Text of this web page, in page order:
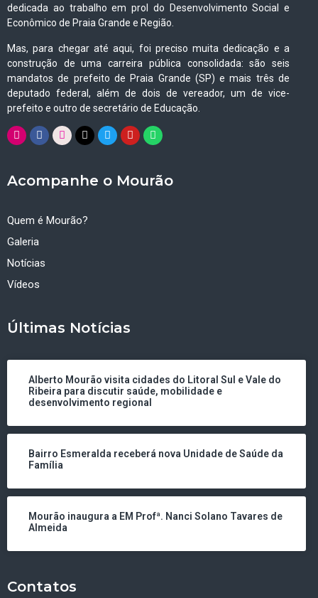
dedicada ao trabalho em prol do Desenvolvimento Social e
Econômico de Praia Grande e Região.
Mas, para chegar até aqui, foi preciso muita dedicação e a
construção de uma carreira pública consolidada: são seis
mandatos de prefeito de Praia Grande (SP) e mais três de
deputado federal, além de dois de vereador, um de vice-
prefeito e outro de secretário de Educação.
Acompanhe o Mourão
Quem é Mourão?
Galeria
Notícias
Vídeos
Últimas Notícias
Alberto Mourão visita cidades do Litoral Sul e Vale do
Ribeira para discutir saúde, mobilidade e
desenvolvimento regional
Bairro Esmeralda receberá nova Unidade de Saúde da
Família
Mourão inaugura a EM Profª. Nanci Solano Tavares de
Almeida
Contatos